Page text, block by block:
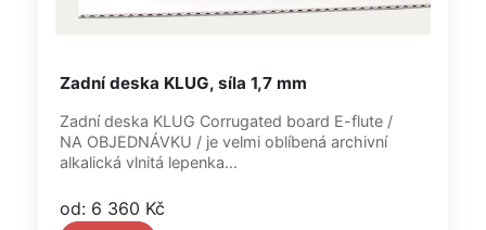
Zadní deska KLUG, síla 1,7 mm
Zadní deska KLUG Corrugated board E-flute /
NA OBJEDNÁVKU / je velmi oblíbená archivní
alkalická vlnitá lepenka...
od: 6 360 Kč